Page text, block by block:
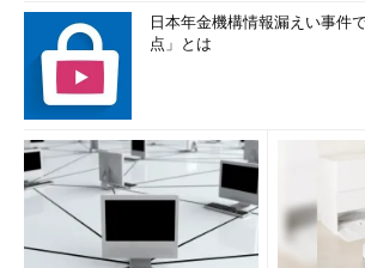
日本年金機構情報漏えい事件
点」とは